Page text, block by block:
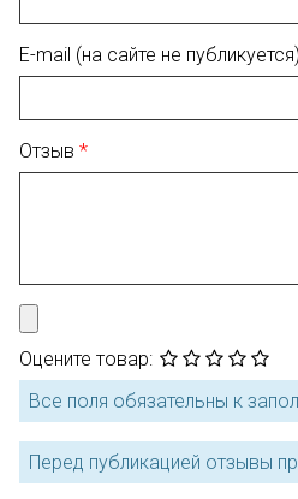
E-mail (на сайте не публикуется)
Отзыв
Оцените товар:
Все поля обязательны к
Перед публикацией отзывы